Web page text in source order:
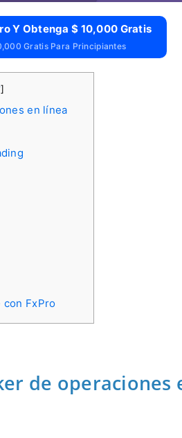
Y Obtenga $ 10,000 Gratis
Gratis Para Principiantes
]
en línea
FxPro
de operaciones